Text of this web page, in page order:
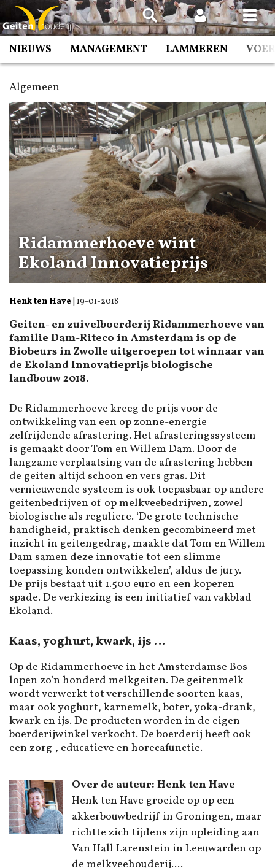
Spring
naar
inhoud
NIEUWS MANAGEMENT LAMMEREN
Algemeen
Ridammerhoeve wint
Ekoland Innovatieprijs
Henk ten Have 19-01-2018
Geiten- en zuivelboerderij Ridammerhoeve van
familie Dam-Riteco in Amsterdam is op de
Biobeurs in Zwolle uitgeroepen tot winnaar van
de Ekoland Innovatieprijs biologische
landbouw 2018.
De Ridammerhoeve kreeg de prijs voor de
ontwikkeling van een op zonne-energie
zelfrijdende afrastering. Het afrasteringssysteem
is gemaakt door Tom en Willem Dam. Door de
langzame verplaatsing van de afrastering hebben
de geiten altijd schoon en vers gras. Dit
vernieuwende systeem is ook toepasbaar op andere
geitenbedrijven of op melkveebedrijven, zowel
biologische als reguliere. ‘De grote technische
handigheid, praktisch denken gecombineerd met
inzicht in geitengedrag, maakte dat Tom en Willem
Dam samen deze innovatie tot een slimme
toepassing konden ontwikkelen’, aldus de jury.
De prijs bestaat uit 1.500 euro en een koperen
spade. De verkiezing is een initiatief van vakblad
Ekoland.
Kaas, yoghurt, kwark, ijs …
Op de Ridammerhoeve in het Amsterdamse Bos
lopen zo’n honderd melkgeiten. De geitenmelk
wordt verwerkt tot verschillende soorten kaas,
maar ook yoghurt, karnemelk, boter, yoka-drank,
kwark en ijs. De producten worden in de eigen
boerderijwinkel verkocht. De boerderij heeft ook
een zorg-, educatieve en horecafunctie.
Over de auteur: Henk ten Have
Henk ten Have groeide op op een
akkerbouwbedrijf in Groningen, maar
richtte zich tijdens zijn opleiding aan
Van Hall Larenstein in Leeuwarden op
de melkveehouderij....